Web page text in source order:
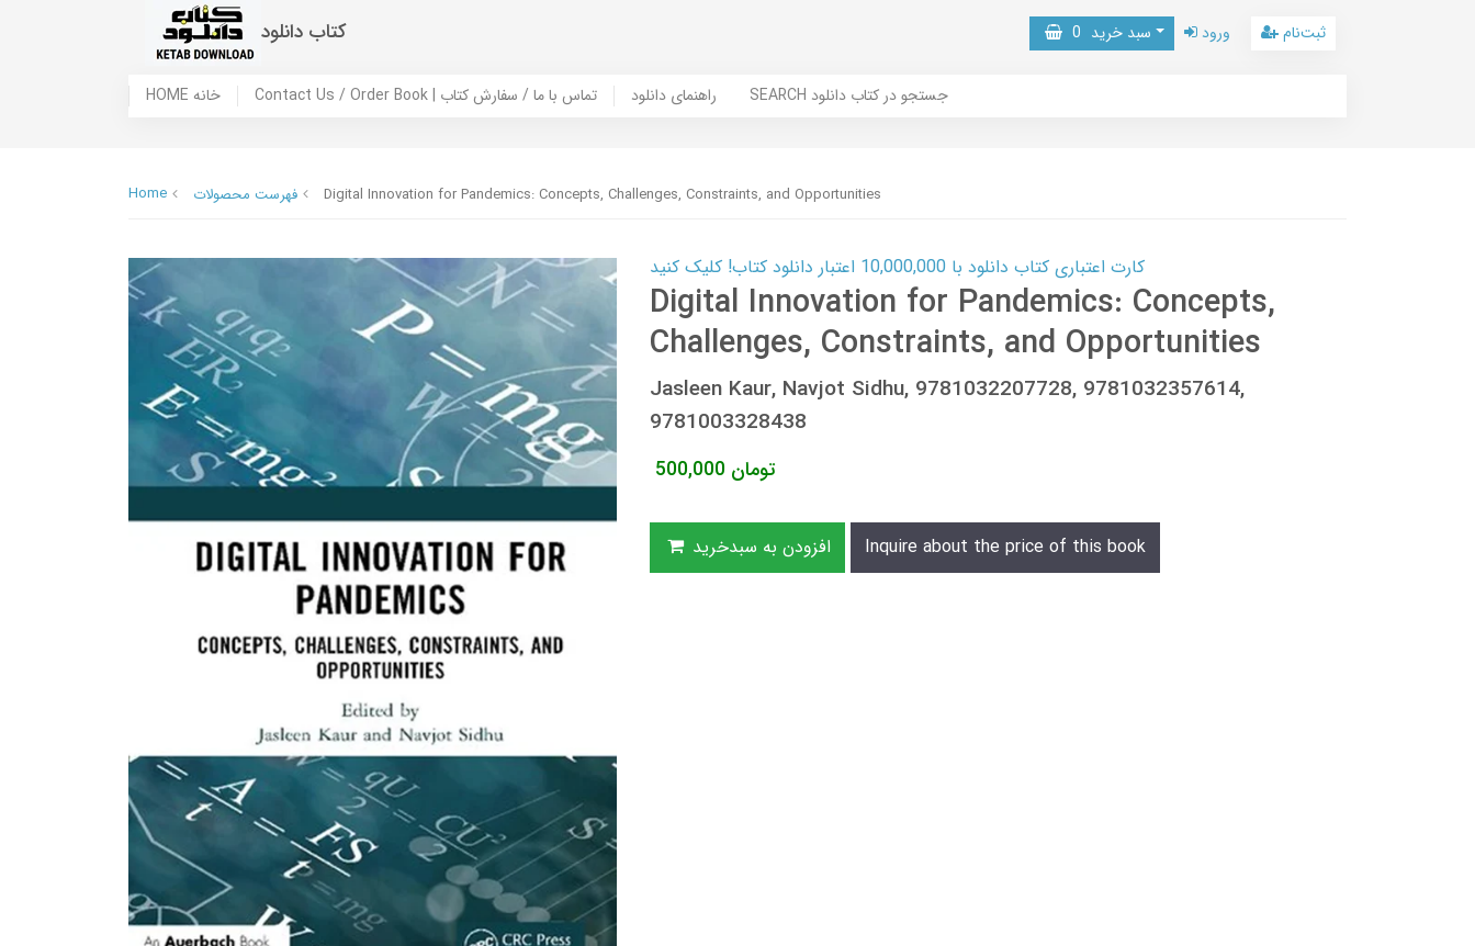
کتاب دانلود سبد خرید 0 ورود ثبت‌نام
HOME خانه Contact Us / Order Book | تماس با ما / سفارش کتاب راهنمای دانلود SEARCH جستجو در کتاب دانلود
Home فهرست محصولات Digital Innovation for Pandemics: Concepts, Challenges, Constraints, and Opportunities
کارت اعتباری کتاب دانلود با 10,000,000 اعتبار دانلود کتاب! کلیک کنید
Digital Innovation for Pandemics: Concepts,
Challenges, Constraints, and Opportunities
Jasleen Kaur, Navjot Sidhu, 9781032207728, 9781032357614,
9781003328438
500,000 تومان
افزودن به سبدخرید Inquire about the price of this book